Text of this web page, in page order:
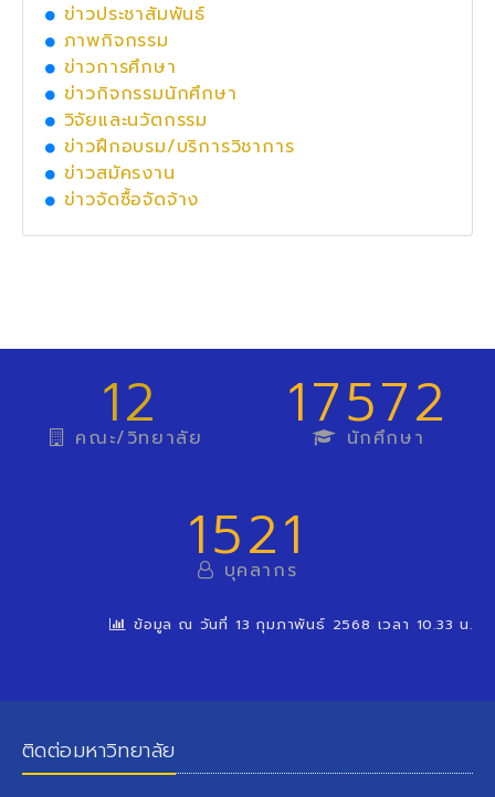
ข่าวประชาสัมพันธ์
ภาพกิจกรรม
ข่าวการศึกษา
ข่าวกิจกรรมนักศึกษา
วิจัยและนวัตกรรม
ข่าวฝึกอบรม/บริการวิชาการ
ข่าวสมัครงาน
ข่าวจัดซื้อจัดจ้าง
12
คณะ/วิทยาลัย 17572
นักศึกษา
1521
บุคลากร
ข้อมูล ณ วันที่ 13 กุมภาพันธ์ 2568 เวลา 10.33 น.
ติดต่อมหาวิทยาลัย